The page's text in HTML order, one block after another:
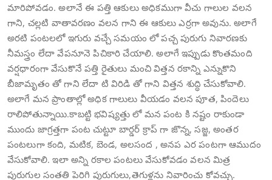
మారిపోవడం. అలానే ఈ పత్తి ఆకులు అధికముగా వీచు గాలుల వలన
గాని, చల్లటి వాతావరణం వలన గాని ఈ ఆకులు ఎర్రగా అవును. అలాగే
అరటి పంటలలో ఇగురు వచ్చే సమయం లో పచ్చ పురుగు నివారణకు
నీమస్త్రం లేదా వేపనూనె పిచికారి చేయాలి. అలాగే ఇప్పుడు కొంతమంది
వర్షధారంగా వేసుకొనే పత్తి రైతులు మంచి విత్తన రకాన్ని ఎన్నుకొని
బీజామృతం తో గాని లేదా టి విరిడి తో గాని విత్తన శుద్ధి చేసుకోవాలి.
అలాగే మన ప్రాంతాల్లో అధిక గాలులు వీయడం వలన పూత, పిందెలు
రాలిపోతున్నాయి.కాబట్టి భవిష్యత్తు లో మన పంట కి నష్టం రాకుండా
ముందు జాగ్రత్తగా పంట చుట్టూ బార్డర్ క్రాప్ గా జొన్న, సజ్జ, అంతర
పంటలుగా కంది, మటిక, బెండ, అలసంద , అనప ఎర పంటగా ఆముదం
వేసుకోవాలి. ఇలా అన్ని రకాల పంటలు వేసుకోవడం వలన మిత్ర
పురుగుల సంతతి పెరిగి పురుగులు,తెగుళ్లను నివారించు కోవచ్చు.